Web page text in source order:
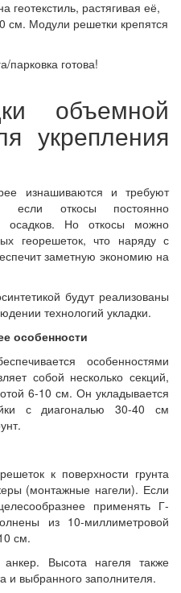
геотекстиль, растягивая её,
Модули решетки крепятся
готова!
объемной
укрепления
изнашиваются и требуют
если откосы постоянно
осадков. Но откосы можно
георешеток, что наряду с
заметную экономию на
будут реализованы
технологий укладки.
особенности
особенностями
собой несколько секций,
6-10 см. Он укладывается
с диагональю 30-40 см
к поверхности грунта
(монтажные нагели). Если
применять Г-
из 10-миллиметровой
см.
Высота нагеля также
и выбранного заполнителя.